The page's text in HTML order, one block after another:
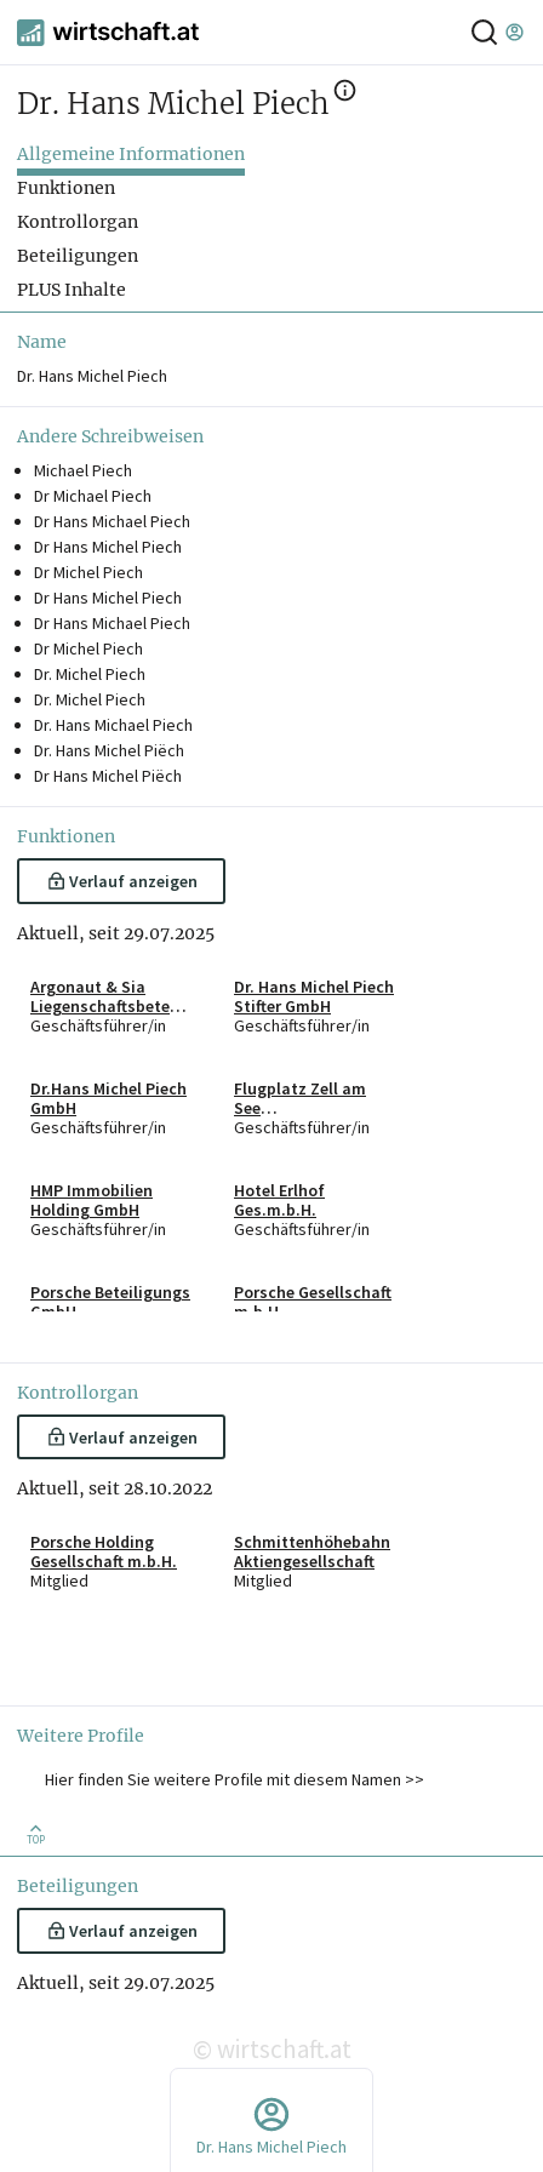
Dr. Hans Michel Piech
Allgemeine Informationen
Funktionen
Kontrollorgan
Beteiligungen
PLUS Inhalte
Name
Dr. Hans Michel Piech
Andere Schreibweisen
Michael Piech
Dr Michael Piech
Dr Hans Michael Piech
Dr Hans Michel Piech
Dr Michel Piech
Dr Hans Michel Piech
Dr Hans Michael Piech
Dr Michel Piech
Dr. Michel Piech
Dr. Michel Piech
Dr. Hans Michael Piech
Dr. Hans Michel Piëch
Dr Hans Michel Piëch
Funktionen
Verlauf anzeigen
Aktuell, seit 29.07.2025
Argonaut & Sia
Liegenschaftsbeteili
gungs
Geschäftsführer/in
Dr. Hans Michel Piech
Stifter GmbH
Geschäftsführer/in
Dr.Hans Michel Piech
GmbH
Geschäftsführer/in
Flugplatz Zell am
See
Immobilienerrichtun
Geschäftsführer/in
HMP Immobilien
Holding GmbH
Geschäftsführer/in
Hotel Erlhof
Ges.m.b.H.
Geschäftsführer/in
Porsche Beteiligungs
GmbH
Porsche Gesellschaft
m.b.H.
Porsche Piech
Holding GmbH
Geschäftsführer/in
Speedinvest IV
KG
Kommanditist
gungs GmbH & Co KG
Kommanditist
Hotel Erlhof GmbH &
Kontrollorgan
Verlauf anzeigen
Aktuell, seit 28.10.2022
Porsche Holding
Gesellschaft m.b.H.
Mitglied
Schmittenhöhebahn
Aktiengesellschaft
Mitglied
Weitere Profile
Hier finden Sie weitere Profile mit diesem Namen >>
TOP
Beteiligungen
Verlauf anzeigen
Aktuell, seit 29.07.2025
© wirtschaft.at
Dr. Hans Michel Piech